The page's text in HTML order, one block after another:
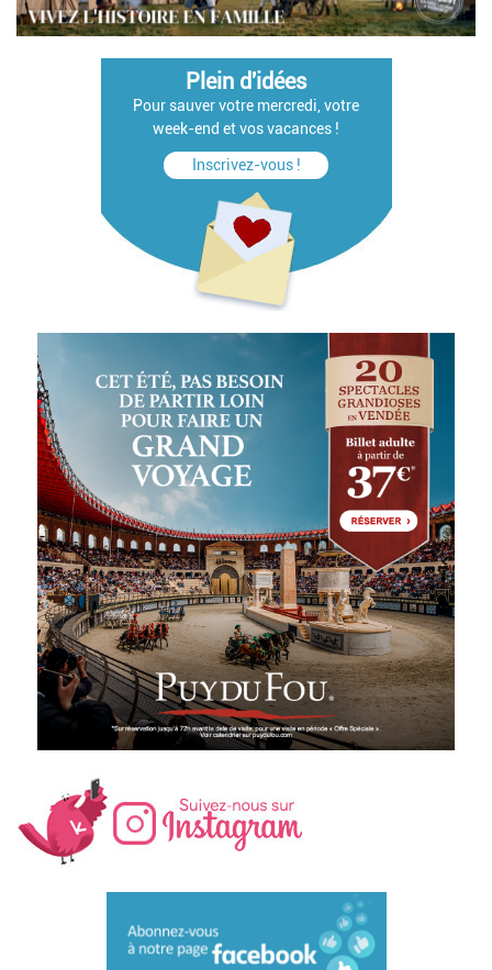
Plein d'idées
Pour sauver votre mercredi, votre
week-end et vos vacances !
Inscrivez-vous !